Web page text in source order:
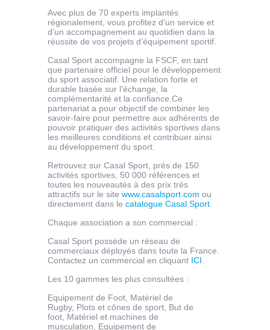
Avec plus de 70 experts implantés
régionalement, vous profitez d’un service et
d’un accompagnement au quotidien dans la
réussite de vos projets d’équipement sportif.
Casal Sport accompagne la FSCF, en tant
que partenaire officiel pour le développement
du sport associatif. Une relation forte et
durable basée sur l’échange, la
complémentarité et la confiance.Ce
partenariat a pour objectif de combiner les
savoir-faire pour permettre aux adhérents de
pouvoir pratiquer des activités sportives dans
les meilleures conditions et contribuer ainsi
au développement du sport.
Retrouvez sur Casal Sport, près de 150
activités sportives, 50 000 références et
toutes les nouveautés à des prix très
attractifs sur le site www.casalsport.com ou
directement dans le catalogue Casal Sport.
Chaque association a son commercial :
Casal Sport possède un réseau de
commerciaux déployés dans toute la France.
Contactez un commercial en cliquant ICI.
Les 10 gammes les plus consultées :
Equipement de Foot, Matériel de
Rugby, Plots et cônes de sport, But de
foot, Matériel et machines de
musculation, Equipement de